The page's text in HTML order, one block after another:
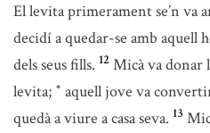
El levita primerament se’n va
decidí a quedar-se amb aquell
dels seus fills. 12 Micà va donar
levita; * aquell jove va
quedà a viure a casa seva. 13